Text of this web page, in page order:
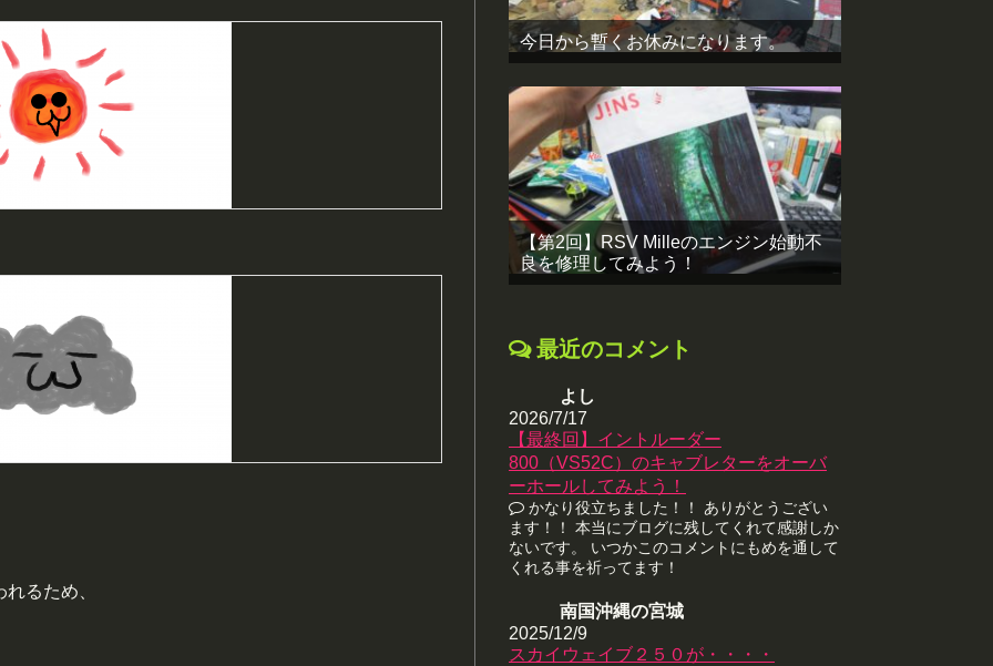
るため、
今日から暫くお休みになります。
【第2回】RSV Milleのエンジン始動不
良を修理してみよう！
最近のコメント
よし
2026/7/17
【最終回】イントルーダー
800（VS52C）のキャブレターをオーバ
ーホールしてみよう！
かなり役立ちました！！ ありがとうござい
ます！！ 本当にブログに残してくれて感謝しか
ないです。 いつかこのコメントにもめを通して
くれる事を祈ってます！
南国沖縄の宮城
2025/12/9
スカイウェイブ２５０が・・・・